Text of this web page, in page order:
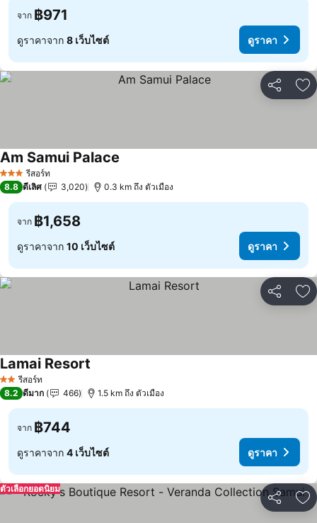
จาก ฿971
ดูราคาจาก 8 เว็บไซต์ ดูราคา
แชร์ เ
3 ดาว รีสอร์ท
Am Samui Palace
8.8 ดีเลิศ 3,020 0.3 km ถึง ตัวเมือง
จาก ฿1,658
ดูราคาจาก 10 เว็บไซต์ ดูราคา
แชร์ เ
2 ดาวรีสอร์ท
Lamai Resort
8.2 ดีมาก 466 1.5 km ถึง ตัวเมือง
จาก ฿744
ดูราคาจาก 4 เว็บไซต์ ดูราคา
แชร์ เ
ตัวเลือกยอดนิยม